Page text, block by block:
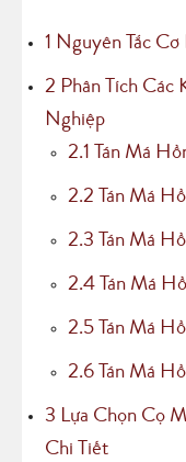
1 Nguyên Tắc
2 Phân Tích Các
Nghiệp
2.1 Tán Má
2.2 Tán Má
2.3 Tán Má
2.4 Tán Má
2.5 Tán Má
2.6 Tán Má
3 Lựa Chọn Cọ
Chi Tiết